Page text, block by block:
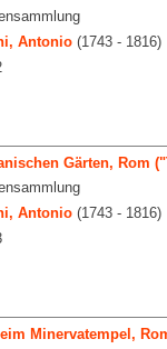
Antonio(1743 - 1816)
Gärten, Rom
Antonio(1743 - 1816)
Minervatempel,